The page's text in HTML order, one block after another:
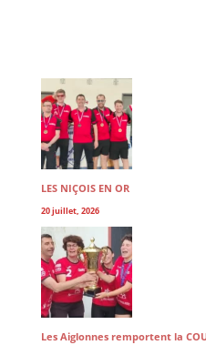
LES NIÇOIS EN OR
20 juillet, 2026
Les Aiglonnes remportent la